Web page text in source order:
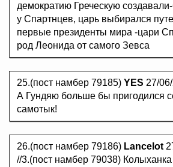
демократию Греческую
у Спартнцев, царь выбирался
первые президенты мира -цари
род Леонида от самого Зевса
25.(пост намбер 79185) YES 27/
А Гундяю больше бы пригодился
самотык!
26.(пост намбер 79186) Lancelot
//3.(пост намбер 79038)